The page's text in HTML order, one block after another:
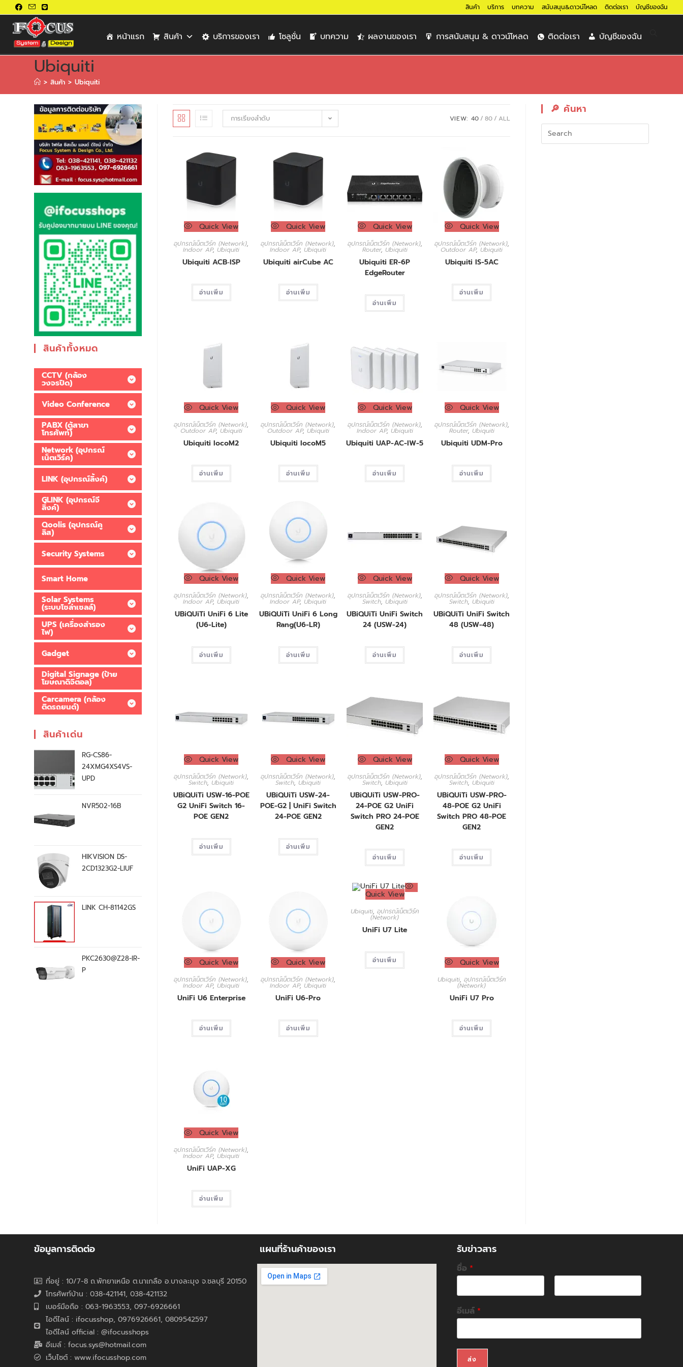
สินค้า บริการ บทความ สนับสนุน&ดาวน์โหลด ติดต่อเรา บัญชีของฉัน
หน้าแรก สินค้า บริการของเรา โซลูชั่น บทความ ผลงานของเรา การสนับสนุน & ดาวน์โหลด ติดต่อเรา บัญชีของฉัน
Ubiquiti
> สินค้า > Ubiquiti
การเรียงลำดับ VIEW: 40 80 ALL
Quick View
อุปกรณ์เน็ตเวิร์ค (Network),
Indoor AP, Ubiquiti
Ubiquiti ACB‑ISP
อ่านเพิ่ม
Quick View
อุปกรณ์เน็ตเวิร์ค (Network),
Indoor AP, Ubiquiti
Ubiquiti airCube AC
อ่านเพิ่ม
Quick View
อุปกรณ์เน็ตเวิร์ค (Network),
Router, Ubiquiti
Ubiquiti ER-6P
EdgeRouter
อ่านเพิ่ม
Quick View
อุปกรณ์เน็ตเวิร์ค (Network),
Outdoor AP,Ubiquiti
Ubiquiti IS-5AC
อ่านเพิ่ม
Quick View
อุปกรณ์เน็ตเวิร์ค (Network),
Outdoor AP,Ubiquiti
Ubiquiti locoM2
อ่านเพิ่ม
Quick View
อุปกรณ์เน็ตเวิร์ค (Network),
Outdoor AP,Ubiquiti
Ubiquiti locoM5
อ่านเพิ่ม
Quick View
อุปกรณ์เน็ตเวิร์ค (Network),
Indoor AP, Ubiquiti
Ubiquiti UAP-AC-IW-5
อ่านเพิ่ม
Quick View
อุปกรณ์เน็ตเวิร์ค (Network),
Router, Ubiquiti
Ubiquiti UDM-Pro
อ่านเพิ่ม
Quick View
อุปกรณ์เน็ตเวิร์ค (Network),
Indoor AP, Ubiquiti
UBiQUiTi UniFi 6 Lite
(U6-Lite)
อ่านเพิ่ม
Quick View
อุปกรณ์เน็ตเวิร์ค (Network),
Indoor AP, Ubiquiti
UBiQUiTi UniFi 6 Long
Rang(U6-LR)
อ่านเพิ่ม
Quick View
อุปกรณ์เน็ตเวิร์ค (Network),
Switch, Ubiquiti
UBiQUiTi UniFi Switch
24 (USW-24)
อ่านเพิ่ม
Quick View
อุปกรณ์เน็ตเวิร์ค (Network),
Switch, Ubiquiti
UBiQUiTi UniFi Switch
48 (USW-48)
อ่านเพิ่ม
Quick View
อุปกรณ์เน็ตเวิร์ค (Network),
Switch, Ubiquiti
UBiQUiTi USW-16-POE
G2 UniFi Switch 16-
POE GEN2
อ่านเพิ่ม
Quick View
อุปกรณ์เน็ตเวิร์ค (Network),
Switch, Ubiquiti
UBiQUiTi USW-24-
POE-G2 | UniFi Switch
24-POE GEN2
อ่านเพิ่ม
Quick View
อุปกรณ์เน็ตเวิร์ค (Network),
Switch, Ubiquiti
UBiQUiTi USW-PRO-
24-POE G2 UniFi
Switch PRO 24-POE
GEN2
อ่านเพิ่ม
Quick View
อุปกรณ์เน็ตเวิร์ค (Network),
Switch, Ubiquiti
UBiQUiTi USW-PRO-
48-POE G2 UniFi
Switch PRO 48-POE
GEN2
อ่านเพิ่ม
Quick View
อุปกรณ์เน็ตเวิร์ค (Network),
Indoor AP, Ubiquiti
UniFi U6 Enterprise
อ่านเพิ่ม
Quick View
อุปกรณ์เน็ตเวิร์ค (Network),
Indoor AP, Ubiquiti
UniFi U6-Pro
อ่านเพิ่ม
Quick View
Ubiquiti, อุปกรณ์เน็ตเวิร์ค
(Network)
UniFi U7 Lite
อ่านเพิ่ม Quick View
Ubiquiti, อุปกรณ์เน็ตเวิร์ค
(Network)
UniFi U7 Pro
อ่านเพิ่ม
Quick View
อุปกรณ์เน็ตเวิร์ค (Network),
Indoor AP, Ubiquiti
UniFi UAP-XG
อ่านเพิ่ม
สินค้าทั้งหมด
CCTV (กล้อง
วงจรปิด)
Video Conference
PABX (ตู้สาขา
โทรศัพท์)
Network (อุปกรณ์
เน็ตเวิร์ค)
LINK (อุปกรณ์ลิ้งค์)
GLINK (อุปกรณ์จี
ลิ้งค์)
Qoolis (อุปกรณ์คู
ลิส)
Security Systems
Smart Home
Solar Systems
(ระบบโซล่าเซลล์)
UPS (เครื่องสำรอง
ไฟ)
Gadget
Digital Signage (ป้าย
โฆษณาดิจิตอล)
Carcamera (กล้อง
ติดรถยนต์)
สินค้าเด่น
RG-CS86-
24XMG4XS4VS-
UPD
NVR502-16B
HIKVISION DS-
2CD1323G2-LIUF
LINK CH-81142GS
PKC2630@Z28-IR-
P
🔎︎ ค้นหา
ข้อมูลการติดต่อ
ที่อยู่ : 10/7-8 ถ.พัทยาเหนือ ต.นาเกลือ อ.บางละมุง จ.ชลบุรี 20150
โทรศัพท์บ้าน : 038-421141, 038-421132
เบอร์มือถือ : 063-1963553, 097-6926661
ไอดีไลน์ : ifocusshop, 0976926661, 0809542597
ไอดีไลน์ official : @ifocusshops
อีเมล์ : focus.sys@hotmail.com
เว็บไซต์ : www.ifocusshop.com
แผนที่ร้านค้าของเรา รับข่าวสาร
ชื่อ *
F
i
r
L
อีเมล์ *
ส่ง